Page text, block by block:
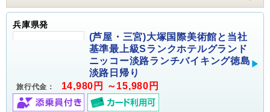
兵庫県発
(芦屋・三宮)大塚国際美術館と当社
基準最上級Sランクホテルグランド
ニッコー淡路ランチバイキング徳島
淡路日帰り
旅行代金： 14,980円 ～15,980円